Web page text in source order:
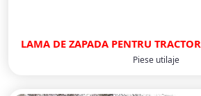
LAMA DE ZAPADA PENTRU
Piese utilaje